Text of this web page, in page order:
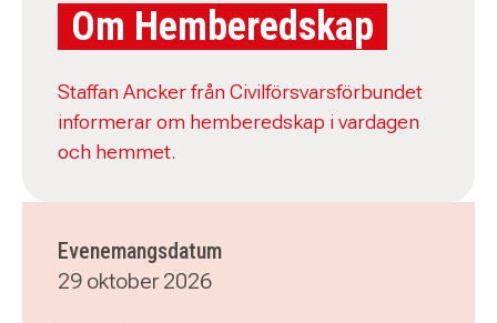
Om Hemberedskap
Staffan Ancker från Civilförsvarsförbundet
informerar om hemberedskap i vardagen
och hemmet.
Evenemangsdatum
29 oktober 2026